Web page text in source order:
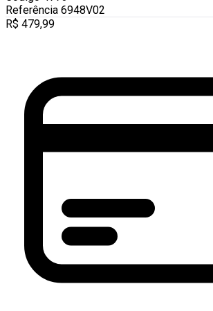
Referência 6948V02
R$ 479,99